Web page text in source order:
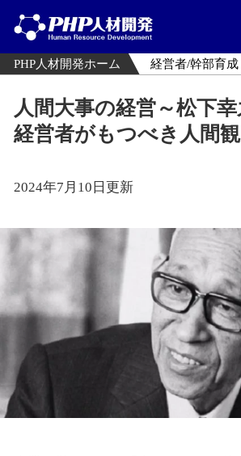
PHP人材開発ホーム 経営者/幹部育成
人間大事の経営～松下
経営者がもつべき人間観
2024年7月10日更新